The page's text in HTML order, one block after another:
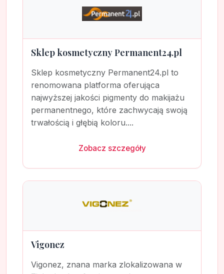
Sklep kosmetyczny Permanent24.pl
Sklep kosmetyczny Permanent24.pl to
renomowana platforma oferująca
najwyższej jakości pigmenty do makijażu
permanentnego, które zachwycają swoją
trwałością i głębią koloru....
Zobacz szczegóły
Vigonez
Vigonez, znana marka zlokalizowana w